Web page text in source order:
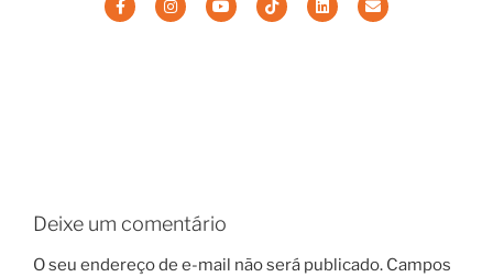
Deixe um comentário
O seu endereço de e-mail não será publicado. Campos